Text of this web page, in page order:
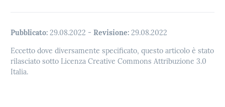
Pubblicato: 29.08.2022 - Revisione: 29.08.2022
Eccetto dove diversamente specificato, questo articolo è stato
rilasciato sotto Licenza Creative Commons Attribuzione 3.0
Italia.